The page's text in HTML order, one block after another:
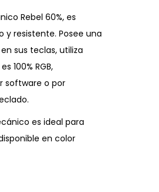
Rebel 60%, es
y resistente. Posee una
sus teclas, utiliza
100% RGB,
software o por
es ideal para
en color